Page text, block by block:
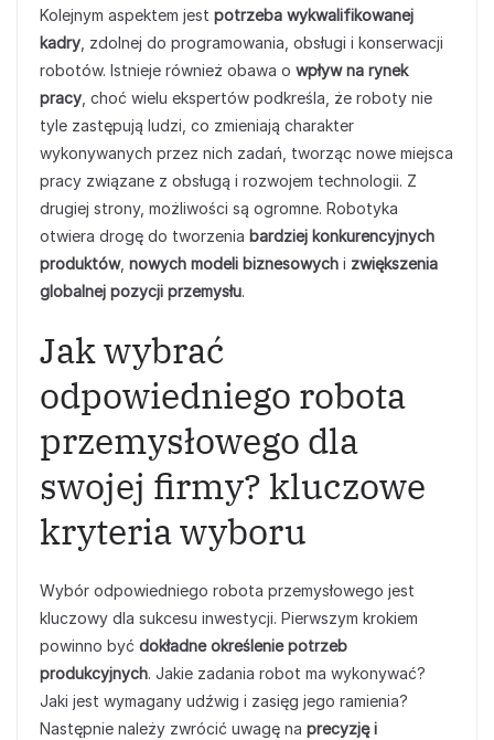
Kolejnym aspektem jest potrzeba wykwalifikowanej
kadry , zdolnej do programowania, obsługi i konserwacji
robotów. Istnieje również obawa o wpływ na rynek
pracy , choć wielu ekspertów podkreśla, że roboty nie
tyle zastępują ludzi, co zmieniają charakter
wykonywanych przez nich zadań, tworząc nowe miejsca
pracy związane z obsługą i rozwojem technologii. Z
drugiej strony, możliwości są ogromne. Robotyka
otwiera drogę do tworzenia bardziej konkurencyjnych
produktów, nowych modeli biznesowych i zwiększenia
globalnej pozycji przemysłu.
Jak wybrać
odpowiedniego robota
przemysłowego dla
swojej firmy? kluczowe
kryteria wyboru
Wybór odpowiedniego robota przemysłowego jest
kluczowy dla sukcesu inwestycji. Pierwszym krokiem
powinno być dokładne określenie potrzeb
produkcyjnych. Jakie zadania robot ma wykonywać?
Jaki jest wymagany udźwig i zasięg jego ramienia?
Następnie należy zwrócić uwagę na precyzję i